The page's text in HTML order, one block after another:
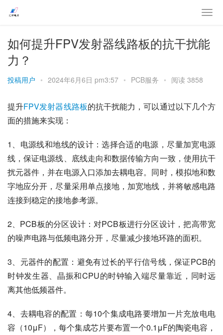
如何提升FPV发射器线路板的抗干扰能
力？
投稿用户 • 2024年6月6日 pm3:57 • PCB服务 • 阅读 3858
提升FPV发射器线路板的抗干扰能力，可以通过以下几个方
面的措施来实现：
1、电源线和地线的设计：选择合适的电源，尽量加宽电源
线，保证电源线、底线走向和数据传输方向一致，使用抗干
扰元器件，并在电源入口添加去耦电容。同时，模拟地和数
字地应分开，尽量采用单点接地，加宽地线，并将敏感电路
连接到稳定的接地参考源。
2、PCB板的分区设计：对PCB板进行分区设计，把高带宽
的噪声电路与低频电路分开，尽量减少接地环路的面积。
3、元器件的配置：避免有过长的平行信号线，保证PCB的
时钟发生器、晶振和CPU的时钟输入端尽量靠近，同时远
离其他低频器件。
4、去耦电容的配置：每10个集成电路要增加一片充放电电
容（10μF），每个集成芯片要布置一个0.1μF的陶瓷电容，